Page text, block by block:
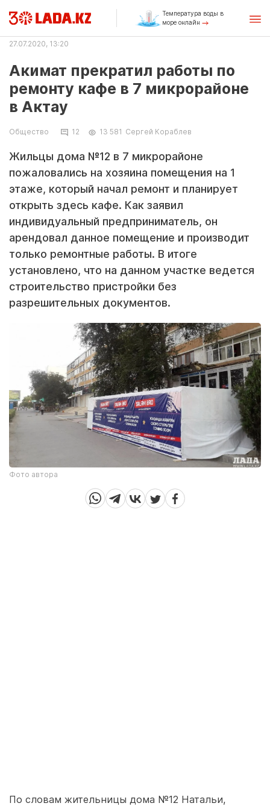
Температура воды в
море онлайн
27.07.2020, 13:20
Акимат прекратил работы по
ремонту кафе в 7 микрорайоне
в Актау
Общество 12 13 581 Сергей Кораблев
Жильцы дома №12 в 7 микрорайоне
пожаловались на хозяина помещения на 1
этаже, который начал ремонт и планирует
открыть здесь кафе. Как заявил
индивидуальный предприниматель, он
арендовал данное помещение и производит
только ремонтные работы. В итоге
установлено, что на данном участке ведется
строительство пристройки без
разрешительных документов.
Фото автора
По словам жительницы дома №12 Натальи,